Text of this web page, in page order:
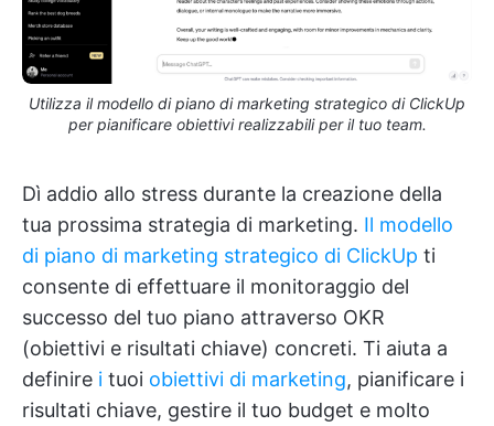
Utilizza il modello di piano di marketing strategico di ClickUp
per pianificare obiettivi realizzabili per il tuo team.
Dì addio allo stress durante la creazione della
tua prossima strategia di marketing. Il modello
di piano di marketing strategico di ClickUp ti
consente di effettuare il monitoraggio del
successo del tuo piano attraverso OKR
(obiettivi e risultati chiave) concreti. Ti aiuta a
definire i tuoi obiettivi di marketing, pianificare i
risultati chiave, gestire il tuo budget e molto